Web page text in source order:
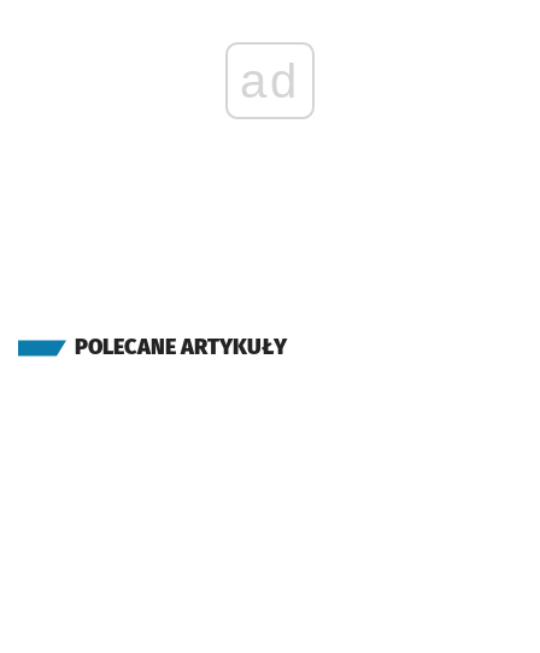
ad
POLECANE ARTYKUŁY